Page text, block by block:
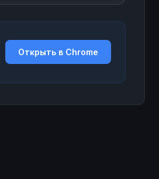
477 19538
14 179
Открыть в Chrome